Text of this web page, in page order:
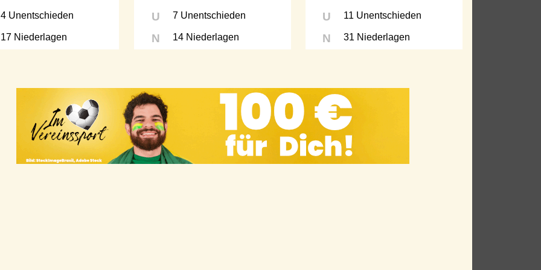
4 Unentschieden
17 Niederlagen
U
7 Unentschieden
N 14 Niederlagen
U
11 Unentschieden
N 31 Niederlagen